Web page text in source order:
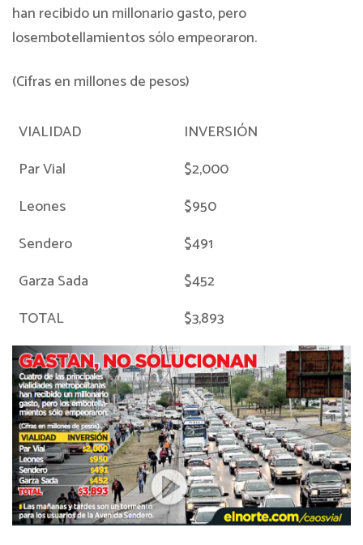
han recibido un millonario gasto, pero
losembotellamientos sólo empeoraron.
(Cifras en millones de pesos)
VIALIDAD
INVERSIÓN
Par Vial
$2,000
Leones
$950
Sendero
$491
Garza Sada
$452
TOTAL
$3,893